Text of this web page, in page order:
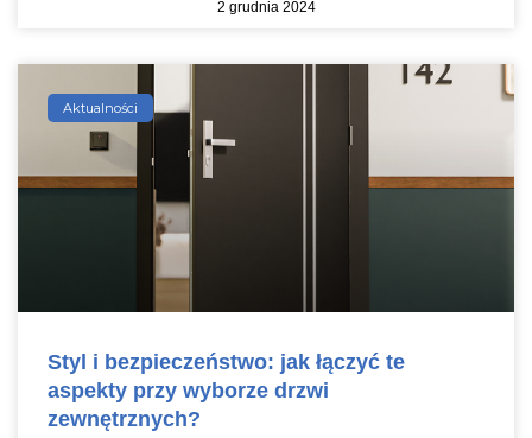
2 grudnia 2024
Aktualności
Styl i bezpieczeństwo: jak łączyć te
aspekty przy wyborze drzwi
zewnętrznych?